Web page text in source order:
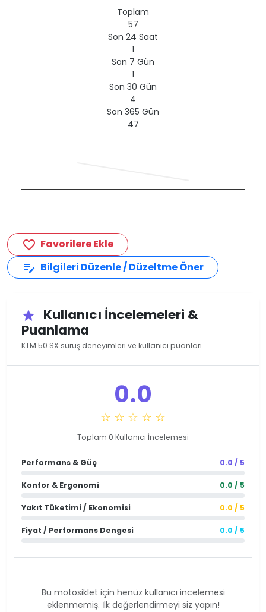
Toplam
57
Son 24 Saat
1
Son 7 Gün
1
Son 30 Gün
4
Son 365 Gün
47
favorite_border Favorilere Ekle
edit_note Bilgileri Düzenle / Düzeltme Öner
star
Kullanıcı İncelemeleri &
Puanlama
KTM 50 SX sürüş deneyimleri ve kullanıcı puanları
0.0
☆ ☆ ☆ ☆ ☆
Toplam 0 Kullanıcı İncelemesi
Performans & Güç 0.0 / 5
Konfor & Ergonomi 0.0 / 5
Yakıt Tüketimi / Ekonomisi 0.0 / 5
Fiyat / Performans Dengesi 0.0 / 5
Bu motosiklet için henüz kullanıcı incelemesi
eklenmemiş. İlk değerlendirmeyi siz yapın!